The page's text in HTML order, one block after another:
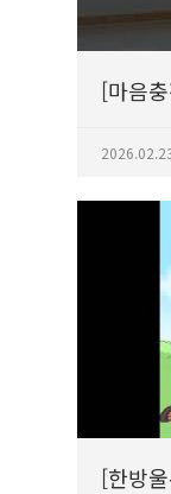
[마음
책임지
[한방